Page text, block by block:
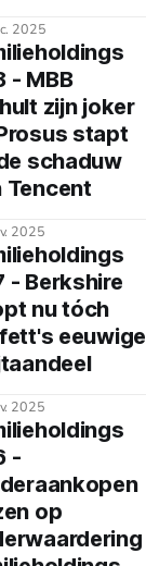
2025
- MBB
zijn joker
stapt
schaduw
Tencent
2025
- Berkshire
nu tóch
eeuwige
2025
-
op